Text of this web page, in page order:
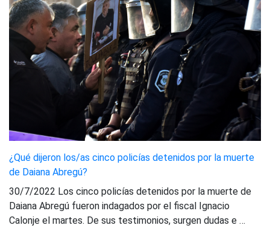
¿Qué dijeron los/as cinco policías detenidos por la muerte
de Daiana Abregú?
30/7/2022 Los cinco policías detenidos por la muerte de
Daiana Abregú fueron indagados por el fiscal Ignacio
Calonje el martes. De sus testimonios, surgen dudas e …